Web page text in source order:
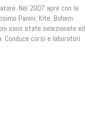
Nel 2007 apre con la
Panini, Kite, Bohem
sono state selezionate ed
corsi e laboratori